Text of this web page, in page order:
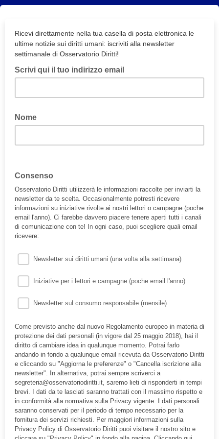
Ricevi direttamente nella tua casella di posta elettronica le
ultime notizie sui diritti umani: iscriviti alla newsletter
settimanale di Osservatorio Diritti!
Scrivi qui il tuo indirizzo email
Nome
Consenso
Osservatorio Diritti utilizzerà le informazioni raccolte per inviarti la
newsletter da te scelta. Occasionalmente potresti ricevere
informazioni su iniziative rivolte ai nostri lettori o campagne (poche
email l'anno). Ci farebbe davvero piacere tenere aperti tutti i canali
di comunicazione con te! In ogni caso, puoi scegliere quali email
ricevere:
Newsletter sui diritti umani (una volta alla settimana)
Iniziative per i lettori e campagne (poche email l'anno)
Newsletter sul consumo responsabile (mensile)
Come previsto anche dal nuovo Regolamento europeo in materia di
protezione dei dati personali (in vigore dal 25 maggio 2018), hai il
diritto di cambiare idea in qualunque momento. Potrai farlo
andando in fondo a qualunque email ricevuta da Osservatorio Diritti
e cliccando su "Aggiorna le preferenze" o "Cancella iscrizione alla
newsletter". In alternativa, potrai sempre scriverci a
segreteria@osservatoriodiritti.it, saremo lieti di risponderti in tempi
brevi. I dati da te lasciati saranno trattati con il massimo rispetto e
in conformità alla normativa sulla Privacy vigente. I dati personali
saranno conservati per il periodo di tempo necessario per la
fornitura dei servizi richiesti. Per maggiori informazioni sulla
Privacy Policy di Osservatorio Diritti puoi visitare il nostro sito e